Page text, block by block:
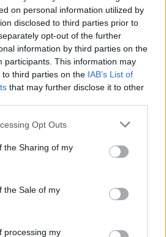
on personal information utilized by
disclosed to third parties prior to
opt-out of the further
information by third parties on the
participants. This information may
third parties on the IAB’s List of
that may further disclose it to other
Opt Outs
the Sharing of my
the Sale of my
processing my
Internacional de Artes e Ofícios”
património e inovação como
económico e cultural” do
investimento estrangeiro e
como motores do crescimento da
do Estado propõe parceria com a
inteligência sobre comércio